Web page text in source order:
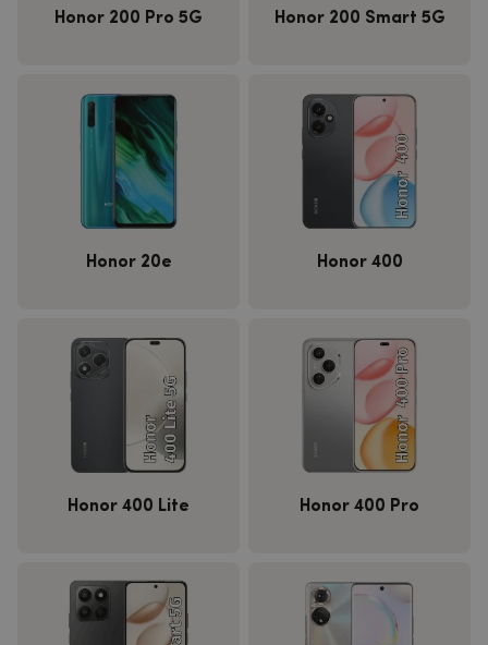
Honor 200 Pro 5G Honor 200 Smart 5G
Honor 20e Honor 400
Honor 400 Lite Honor 400 Pro